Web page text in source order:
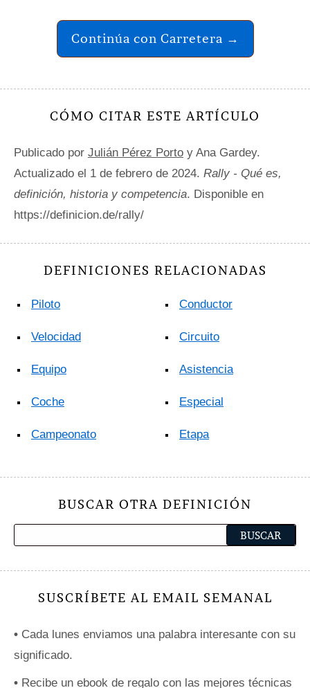
Continúa con Carretera →
CÓMO CITAR ESTE ARTÍCULO
Publicado por Julián Pérez Porto y Ana Gardey.
Actualizado el 1 de febrero de 2024. Rally - Qué es,
definición, historia y competencia. Disponible en
https://definicion.de/rally/
DEFINICIONES RELACIONADAS
Piloto
Velocidad
Equipo
Coche
Campeonato
Conductor
Circuito
Asistencia
Especial
Etapa
BUSCAR OTRA DEFINICIÓN
SUSCRÍBETE AL EMAIL SEMANAL
• Cada lunes enviamos una palabra interesante con su
significado.
• Recibe un ebook de regalo con las mejores técnicas